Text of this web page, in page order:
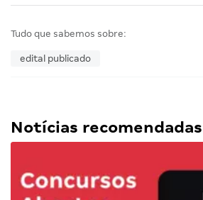
Tudo que sabemos sobre:
edital publicado
Notícias recomendadas